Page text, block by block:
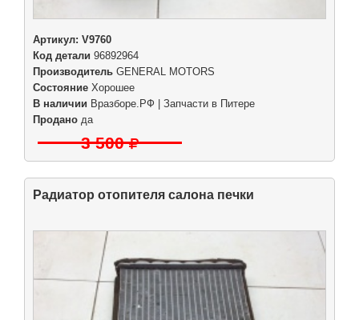
Артикул: V9760
Код детали 96892964
Производитель GENERAL MOTORS
Состояние Хорошее
В наличии Вразборе.РФ | Запчасти в Питере
Продано да
3 500
Радиатор отопителя салона печки